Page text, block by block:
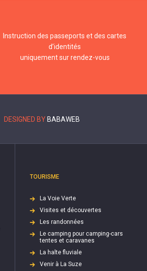
Instruction des passeports et des cartes
d’identités
uniquement sur rendez-vous
DESIGNED BY BABAWEB
TOURISME
La Voie Verte
Visites et découvertes
Les randonnées
Le camping pour camping-cars
tentes et caravanes
La halte fluviale
Venir à La Suze